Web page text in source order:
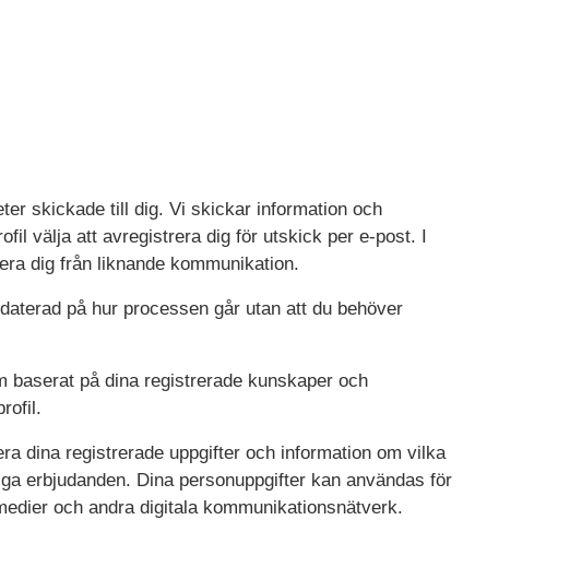
skickade till dig. Vi skickar information och
välja att avregistrera dig för utskick per e-post. I
dig från liknande kommunikation.
på hur processen går utan att du behöver
baserat på dina registrerade kunskaper och
dina registrerade uppgifter och information om vilka
erbjudanden. Dina personuppgifter kan användas för
och andra digitala kommunikationsnätverk.